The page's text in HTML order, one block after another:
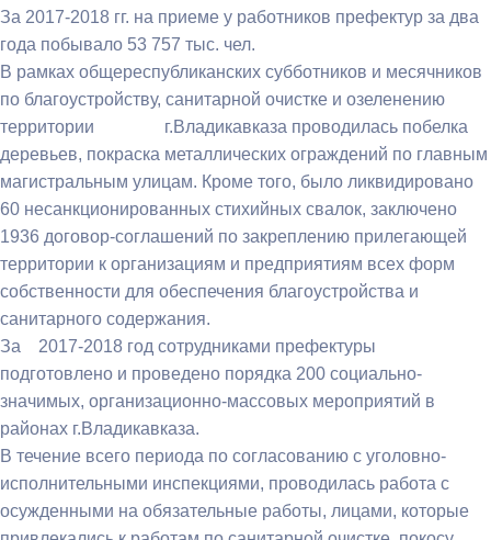
За 2017-2018 гг. на приеме у работников префектур за два
года побывало 53 757 тыс. чел.
В рамках общереспубликанских субботников и месячников
по благоустройству, санитарной очистке и озеленению
территории г.Владикавказа проводилась побелка
деревьев, покраска металлических ограждений по главным
магистральным улицам. Кроме того, было ликвидировано
60 несанкционированных стихийных свалок, заключено
1936 договор-соглашений по закреплению прилегающей
территории к организациям и предприятиям всех форм
собственности для обеспечения благоустройства и
санитарного содержания.
За 2017-2018 год сотрудниками префектуры
подготовлено и проведено порядка 200 социально-
значимых, организационно-массовых мероприятий в
районах г.Владикавказа.
В течение всего периода по согласованию с уголовно-
исполнительными инспекциями, проводилась работа с
осужденными на обязательные работы, лицами, которые